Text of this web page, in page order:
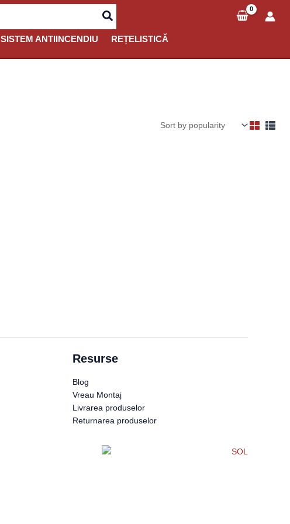
SISTEM ANTIINCENDIU
REȚELISTICĂ
Resurse
Blog
Vreau Montaj
Livrarea produselor
Returnarea produselor